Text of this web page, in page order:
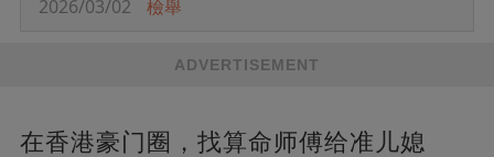
2026/03/02 檢舉
ADVERTISEMENT
在香港豪门圈，找算命师傅给准儿媳